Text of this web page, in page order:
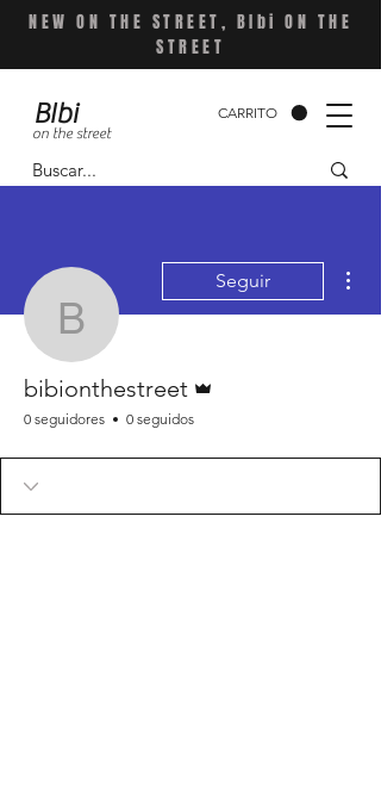
NEW ON THE STREET, BIbi ON THE
STREET
CARRITO
BIbi
on the street
bibionthestreet
Seguir
bibionthestreet
0 seguidores 0 seguidos